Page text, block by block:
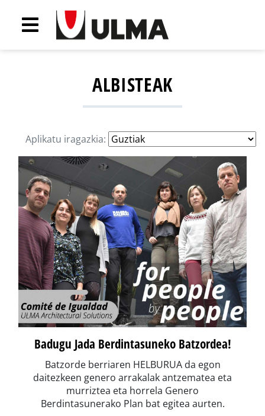
ALBISTEAK
Aplikatu iragazkia:
Badugu Jada Berdintasuneko Batzordea!
Batzorde berriaren HELBURUA da egon
daitezkeen genero arrakalak antzematea eta
murriztea eta horrela Genero
Berdintasunerako Plan bat egitea aurten.